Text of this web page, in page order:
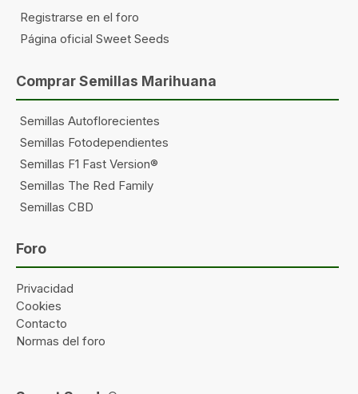
Registrarse en el foro
Página oficial Sweet Seeds
Comprar Semillas Marihuana
Semillas Autoflorecientes
Semillas Fotodependientes
Semillas F1 Fast Version®
Semillas The Red Family
Semillas CBD
Foro
Privacidad
Cookies
Contacto
Normas del foro